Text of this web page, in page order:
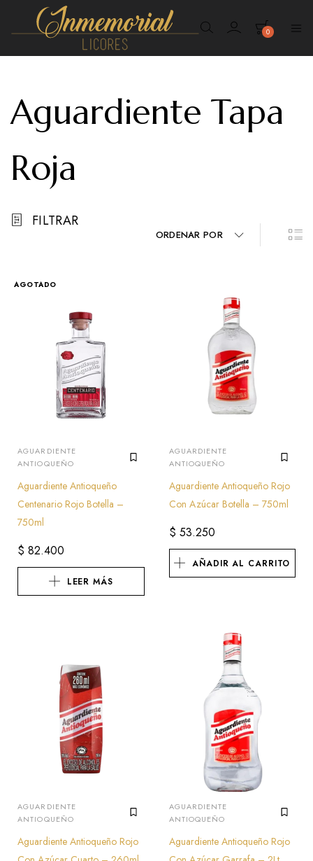
Inmemorial
0
Aguardiente Tapa
Roja
FILTRAR
ORDENAR POR
AGOTADO
AGUARDIENTE
ANTIOQUEÑO
Aguardiente Antioqueño
Centenario Rojo Botella –
750ml
$ 82.400
LEER MÁS
AGUARDIENTE
ANTIOQUEÑO
Aguardiente Antioqueño Rojo
Con Azúcar Botella – 750ml
$ 53.250
AÑADIR AL CARRITO
AGUARDIENTE
ANTIOQUEÑO
Aguardiente Antioqueño Rojo
AGUARDIENTE
ANTIOQUEÑO
Aguardiente Antioqueño Rojo